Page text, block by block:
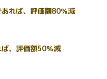
あれば、評価額80％減
ば、評価額50％減